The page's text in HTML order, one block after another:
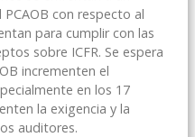
con respecto al
para cumplir con las
sobre ICFR. Se espera
incrementen el
en los 17
la exigencia y la
auditores.